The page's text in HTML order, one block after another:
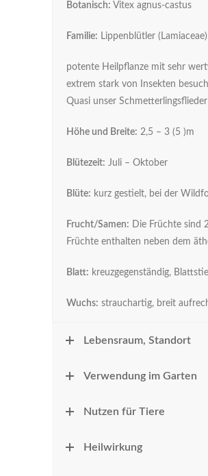
Botanisch: Vitex agnus-castus
Familie: Lippenblütler (Lamiaceae)
potente Heilpflanze mit sehr
extrem stark von Insekten
Quasi unser
Höhe und Breite: 2,5 – 3 (5 )m
Blütezeit: Juli – Oktober
Blüte: kurz gestielt, bei der
Frucht/Samen: Die Früchte sind
Früchte enthalten neben dem
Blatt: kreuzgegenständig,
Wuchs: strauchartig, breit
Lebensraum, Standort
Verwendung im Garten
Nutzen für Tiere
Heilwirkung